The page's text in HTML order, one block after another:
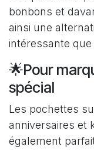
bonbons et
ainsi une
intéressante
🌟Pour
spécial
Les pochettes
anniversaires et
également